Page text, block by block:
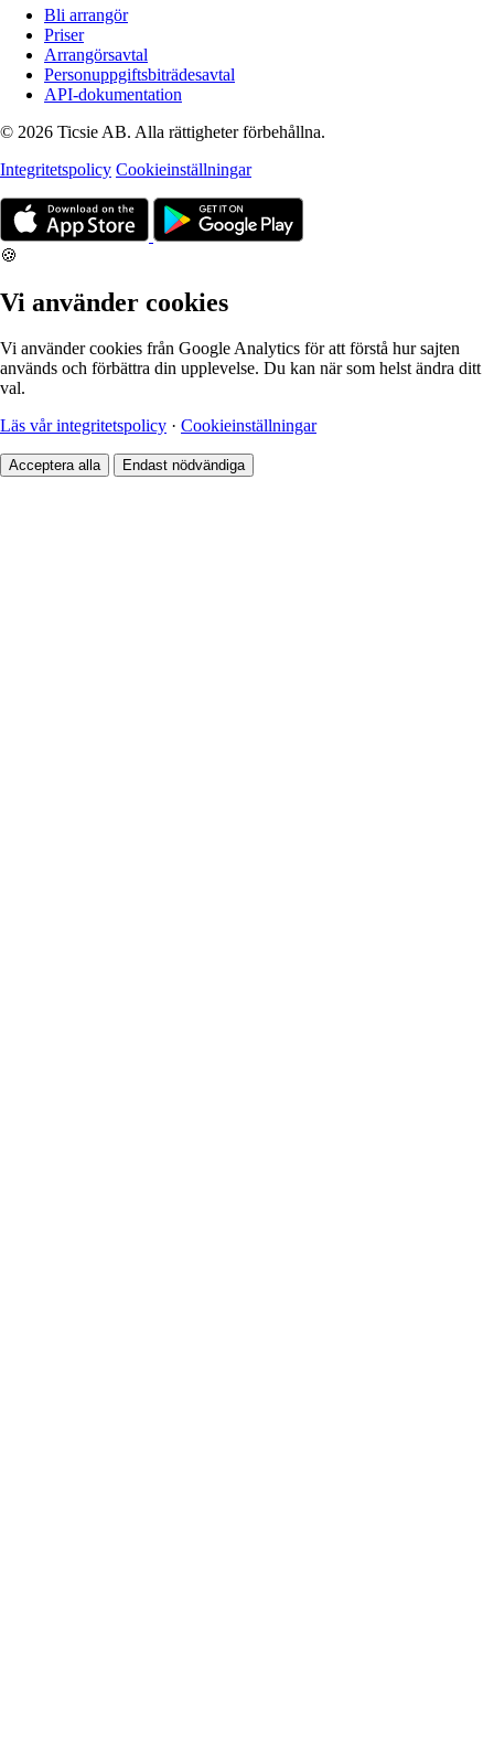
Bli arrangör
Priser
Arrangörsavtal
Personuppgiftsbiträdesavtal
API-dokumentation
© 2026 Ticsie AB. Alla rättigheter förbehållna.
Integritetspolicy Cookieinställningar
🍪
Vi använder cookies
Vi använder cookies från Google Analytics för att förstå hur sajten
används och förbättra din upplevelse. Du kan när som helst ändra ditt
val.
Läs vår integritetspolicy · Cookieinställningar
Acceptera alla Endast nödvändiga